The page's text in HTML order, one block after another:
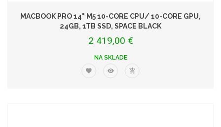
MACBOOK PRO 14" M5 10-CORE CPU/ 10-CORE GPU,
24GB, 1TB SSD, SPACE BLACK
2 419,00 €
NA SKLADE